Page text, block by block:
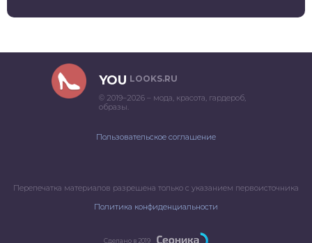
YOU LOOKS.RU
© 2019–2026 – мода, красота, гардероб,
образы.
Пользовательское соглашение
Перепечатка материалов разрешена только с указанием первоисточника
Политика конфиденциальности
Сделано в 2019